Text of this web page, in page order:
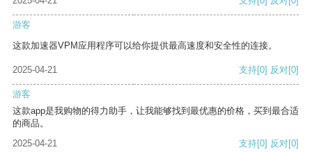
游客
这款加速器VPM应用程序可以给你提供最高速度和安全性的连接。
2025-04-21 支持[0] 反对[0]
游客
这款app是我购物的得力助手，让我能够找到最优惠的价格，买到最合适
的商品。
2025-04-21
支持[0] 反对[0]